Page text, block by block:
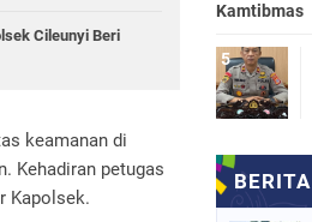
Cileunyi Beri
keamanan di
Kehadiran petugas
Kapolsek.
Kamtibmas